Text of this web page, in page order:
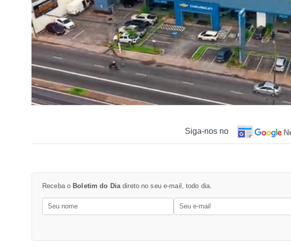
Siga-nos no
Receba o Boletim do Dia direto no seu e-mail, todo dia.